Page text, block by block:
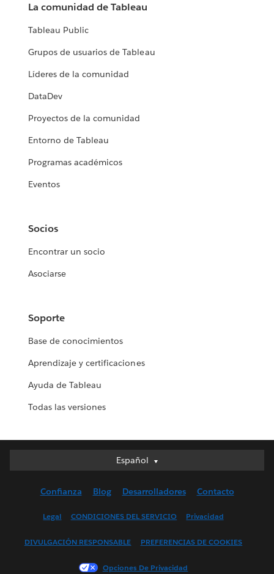
La comunidad de Tableau
Tableau Public
Grupos de usuarios de Tableau
Líderes de la comunidad
DataDev
Proyectos de la comunidad
Entorno de Tableau
Programas académicos
Eventos
Socios
Encontrar un socio
Asociarse
Soporte
Base de conocimientos
Aprendizaje y certificaciones
Ayuda de Tableau
Todas las versiones
Español
Español
English (UK)
Français (France)
Confianza Blog Desarrolladores Contacto
Legal CONDICIONES DEL SERVICIO Privacidad
DIVULGACIÓN RESPONSABLE PREFERENCIAS DE COOKIES
Opciones De Privacidad